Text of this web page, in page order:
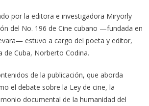
por la editora e investigadora Miryorly
del No. 196 de Cine cubano —fundada en
estuvo a cargo del poeta y editor,
de Cuba, Norberto Codina.
de la publicación, que aborda
el debate sobre la Ley de cine, la
documental de la humanidad del